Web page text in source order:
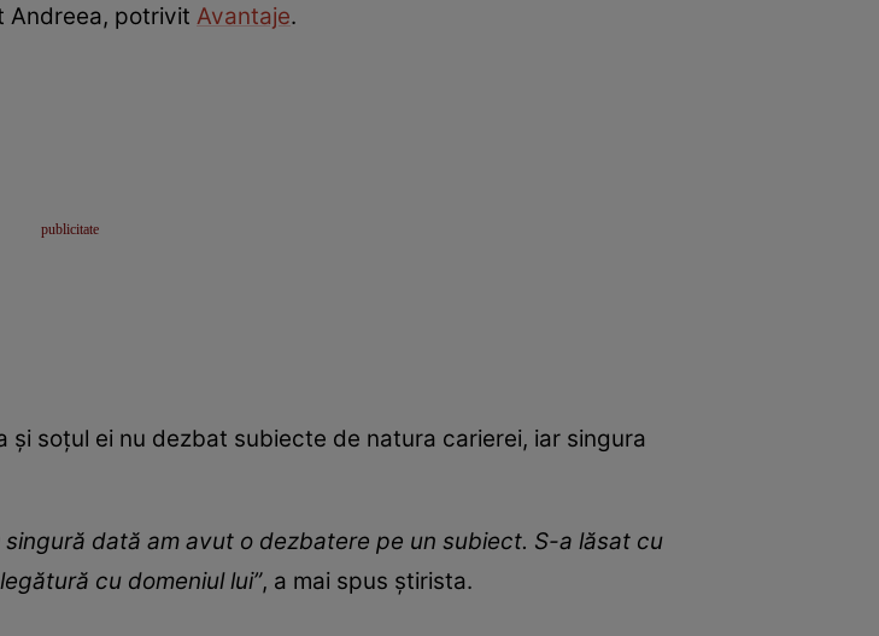
Andreea, potrivit Avantaje.
soțul ei nu dezbat subiecte de natura carierei, iar singura
dată am avut o dezbatere pe un subiect. S-a lăsat cu
cu domeniul lui”, a mai spus știrista.